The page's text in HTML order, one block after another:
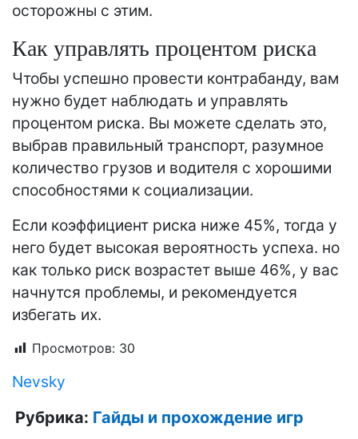
осторожны с этим.
Как управлять процентом риска
Чтобы успешно провести контрабанду, вам
нужно будет наблюдать и управлять
процентом риска. Вы можете сделать это,
выбрав правильный транспорт, разумное
количество грузов и водителя с хорошими
способностями к социализации.
Если коэффициент риска ниже 45%, тогда у
него будет высокая вероятность успеха. но
как только риск возрастет выше 46%, у вас
начнутся проблемы, и рекомендуется
избегать их.
Просмотров: 30
Nevsky
Рубрика: Гайды и прохождение игр